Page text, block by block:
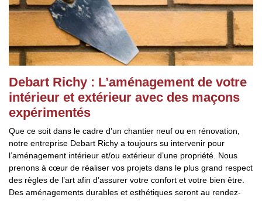
Debart Richy : L’aménagement de votre
intérieur et extérieur avec des maçons
expérimentés
Que ce soit dans le cadre d’un chantier neuf ou en rénovation,
notre entreprise Debart Richy a toujours su intervenir pour
l’aménagement intérieur et/ou extérieur d’une propriété. Nous
prenons à cœur de réaliser vos projets dans le plus grand respect
des règles de l’art afin d’assurer votre confort et votre bien être.
Des aménagements durables et esthétiques seront au rendez-